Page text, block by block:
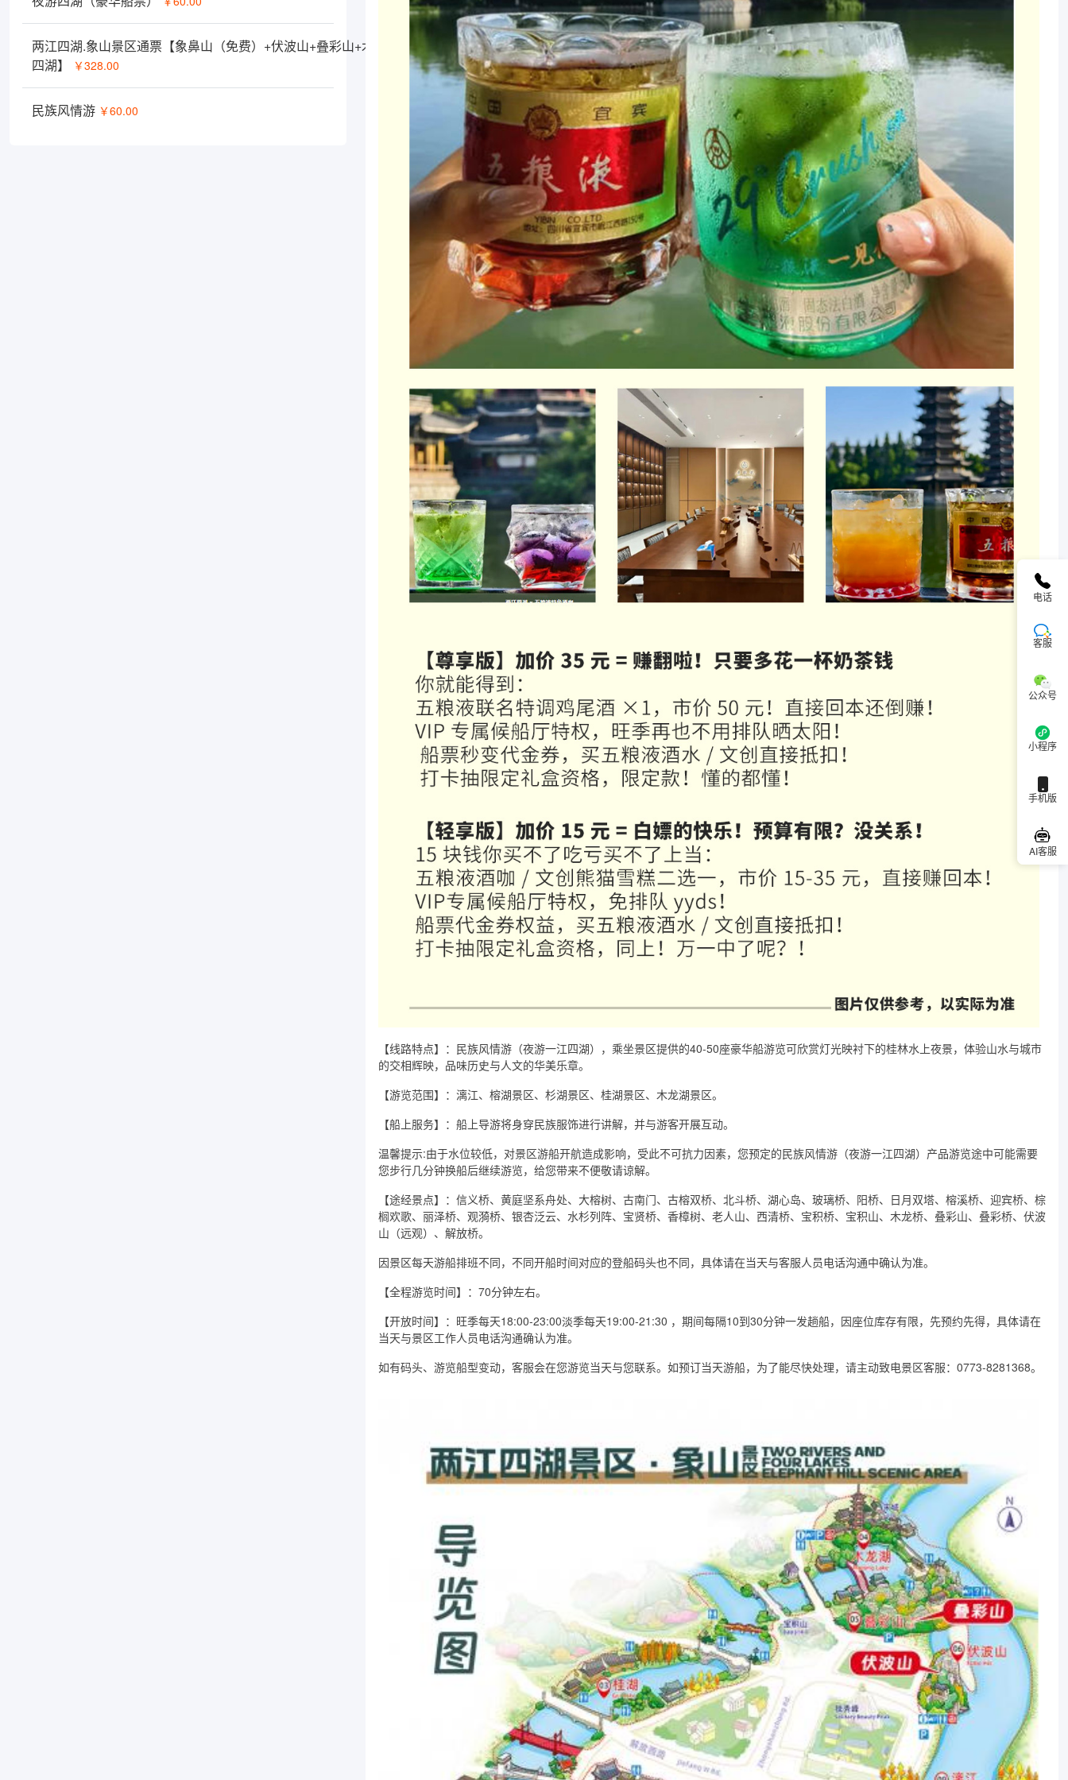
两江四湖.象山景区通票【象鼻山（免费）+伏波山+叠彩山+木龙湖公园+日月双塔+夜游两江
四湖】
￥328.00
民族风情游 ￥60.00
【线路特点】：民族风情游（夜游一江四湖），乘坐景区提供的40-50座豪华船游览可欣赏灯光映衬下的桂林水上夜景，体验山水与城市
的交相辉映，品味历史与人文的华美乐章。
【游览范围】：漓江、榕湖景区、杉湖景区、桂湖景区、木龙湖景区。
【船上服务】：船上导游将身穿民族服饰进行讲解，并与游客开展互动。
温馨提示:由于水位较低，对景区游船开航造成影响，受此不可抗力因素，您预定的民族风情游（夜游一江四湖）产品游览途中可能需要
您步行几分钟换船后继续游览，给您带来不便敬请谅解。
【途经景点】：信义桥、黄庭坚系舟处、大榕树、古南门、古榕双桥、北斗桥、湖心岛、玻璃桥、阳桥、日月双塔、榕溪桥、迎宾桥、棕
榈欢歌、丽泽桥、观漪桥、银杏泛云、水杉列阵、宝贤桥、香樟树、老人山、西清桥、宝积桥、宝积山、木龙桥、叠彩山、叠彩桥、伏波
山（远观）、解放桥。
因景区每天游船排班不同，不同开船时间对应的登船码头也不同，具体请在当天与客服人员电话沟通中确认为准。
【全程游览时间】：70分钟左右。
【开放时间】：旺季每天18:00-23:00淡季每天19:00-21:30 ，期间每隔10到30分钟一发趟船，因座位库存有限，先预约先得，具体请在
当天与景区工作人员电话沟通确认为准。
如有码头、游览船型变动，客服会在您游览当天与您联系。如预订当天游船，为了能尽快处理，请主动致电景区客服：0773-8281368。
电话
客服
公众号
小程序
手机版
AI客服